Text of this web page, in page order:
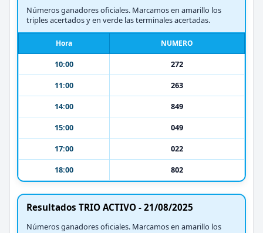
Números ganadores oficiales. Marcamos en amarillo los
triples acertados y en verde las terminales acertadas.
Hora NUMERO
10:00
272
11:00
263
14:00
849
15:00
049
17:00
022
18:00
802
Resultados TRIO ACTIVO - 21/08/2025
Números ganadores oficiales. Marcamos en amarillo los